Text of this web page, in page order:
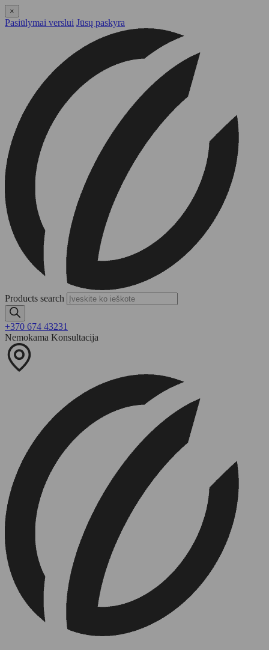
×
Pasiūlymai verslui Jūsų paskyra
Products search
+370 674 43231
Nemokama Konsultacija